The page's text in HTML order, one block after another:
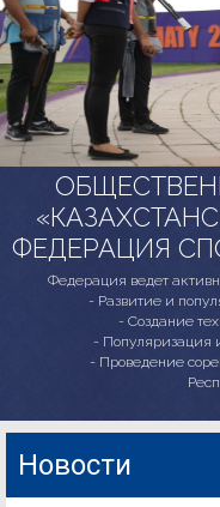
ФЕДЕРАЦИЯ
Федерация ведет
- Развитие и
- Создание
- Популяризация
- Проведение
Новости